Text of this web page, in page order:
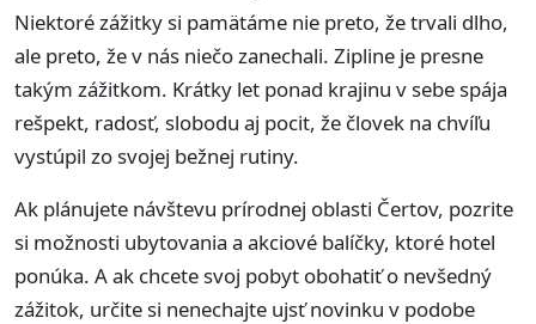
Niektoré zážitky si pamätáme nie preto, že trvali dlho,
ale preto, že v nás niečo zanechali. Zipline je presne
takým zážitkom. Krátky let ponad krajinu v sebe spája
rešpekt, radosť, slobodu aj pocit, že človek na chvíľu
vystúpil zo svojej bežnej rutiny.
Ak plánujete návštevu prírodnej oblasti Čertov, pozrite
si možnosti ubytovania a akciové balíčky, ktoré hotel
ponúka. A ak chcete svoj pobyt obohatiť o nevšedný
zážitok, určite si nenechajte ujsť novinku v podobe